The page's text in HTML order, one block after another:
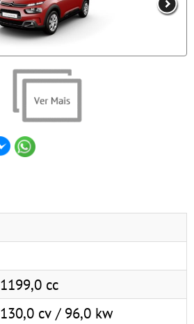
1199,0 cc
130,0 cv / 96,0 kw